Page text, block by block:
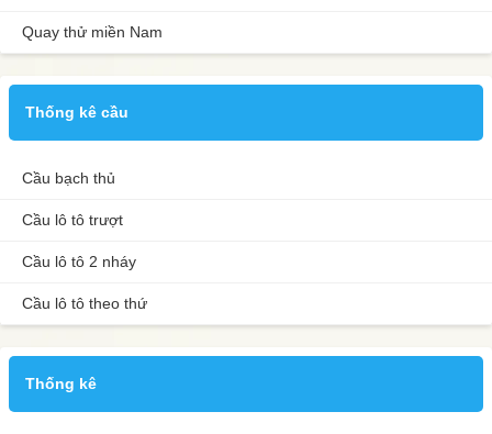
Quay thử miền Nam
Thống kê cầu
Cầu bạch thủ
Cầu lô tô trượt
Cầu lô tô 2 nháy
Cầu lô tô theo thứ
Thống kê